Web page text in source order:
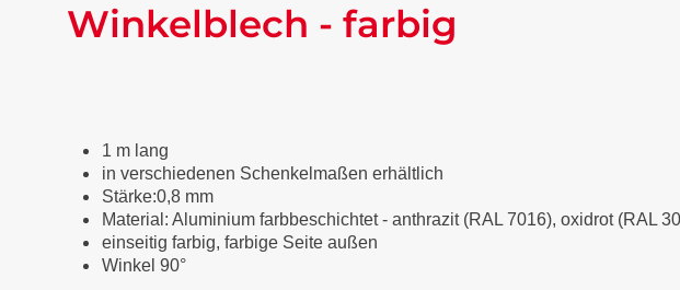
Winkelblech - farbig
1 m lang
in verschiedenen Schenkelmaßen erhältlich
Stärke:0,8 mm
Material: Aluminium farbbeschichtet- anthrazit (RAL 7016), oxidrot (RAL
einseitig farbig, farbige Seite außen
Winkel 90°